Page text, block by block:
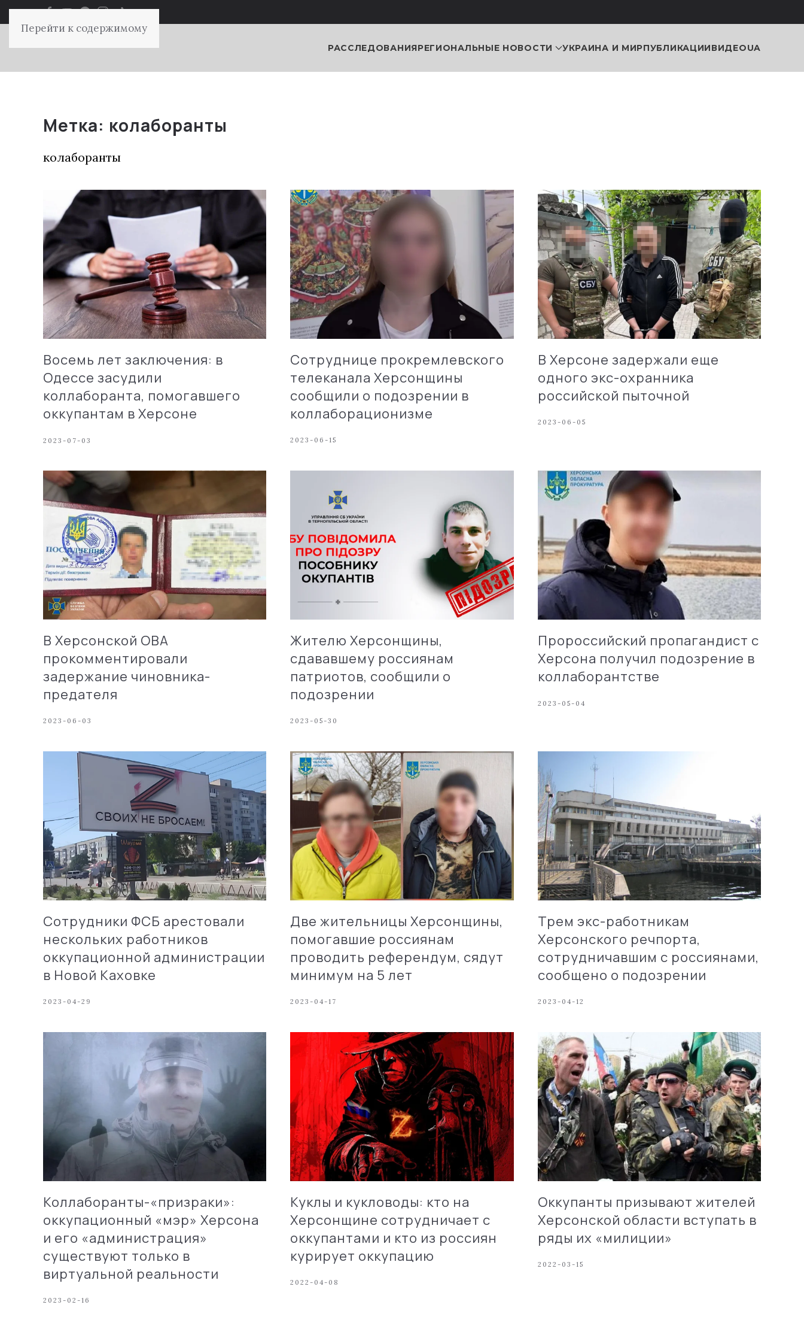
Перейти к содержимому
РАССЛЕДОВАНИЯРЕГИОНАЛЬНЫЕ НОВОСТИ УКРАИНА И МИРПУБЛИКАЦИИВИДЕОUA
Метка: колаборанты
колаборанты
Восемь лет заключения: в
Одессе засудили
коллаборанта, помогавшего
оккупантам в Херсоне
2023-07-03
Сотруднице прокремлевского
телеканала Херсонщины
сообщили о подозрении в
коллаборационизме
2023-06-15
В Херсоне задержали еще
одного экс-охранника
российской пыточной
2023-06-05
В Херсонской ОВА
прокомментировали
задержание чиновника-
предателя
2023-06-03
Жителю Херсонщины,
сдававшему россиянам
патриотов, сообщили о
подозрении
2023-05-30
Пророссийский пропагандист с
Херсона получил подозрение в
коллаборантстве
2023-05-04
Сотрудники ФСБ арестовали
нескольких работников
оккупационной администрации
в Новой Каховке
2023-04-29
Две жительницы Херсонщины,
помогавшие россиянам
проводить референдум, сядут
минимум на 5 лет
2023-04-17
Трем экс-работникам
Херсонского речпорта,
сотрудничавшим с россиянами,
сообщено о подозрении
2023-04-12
Коллаборанты-«призраки»:
оккупационный «мэр» Херсона
и его «администрация»
существуют только в
виртуальной реальности
2023-02-16
Куклы и кукловоды: кто на
Херсонщине сотрудничает с
оккупантами и кто из россиян
курирует оккупацию
2022-04-08
Оккупанты призывают жителей
Херсонской области вступать в
ряды их «милиции»
2022-03-15